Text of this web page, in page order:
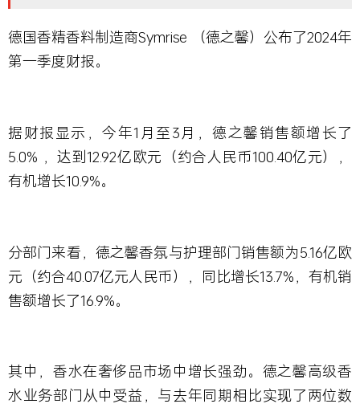
德国香精香料制造商Symrise （德之馨）公布了2024年
第一季度财报。
据财报显示，今年1月至3月，德之馨销售额增长了
5.0% ，达到12.92亿欧元（约合人民币100.40亿元），
有机增长10.9%。
分部门来看，德之馨香氛与护理部门销售额为5.16亿欧
元（约合40.07亿元人民币），同比增长13.7%，有机销
售额增长了16.9%。
其中，香水在奢侈品市场中增长强劲。德之馨高级香
水业务部门从中受益，与去年同期相比实现了两位数